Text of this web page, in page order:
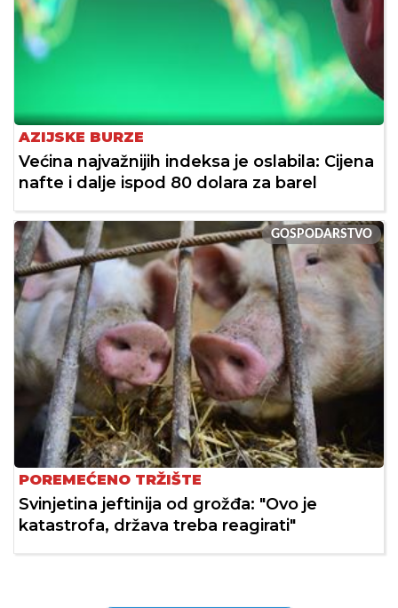
AZIJSKE BURZE
Većina najvažnijih indeksa je oslabila: Cijena
nafte i dalje ispod 80 dolara za barel
GOSPODARSTVO
POREMEĆENO TRŽIŠTE
Svinjetina jeftinija od grožđa: "Ovo je
katastrofa, država treba reagirati"